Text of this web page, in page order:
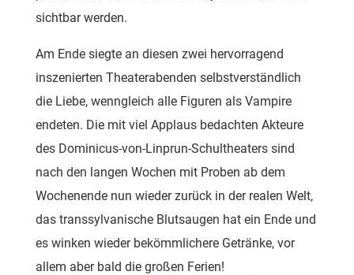
sichtbar werden.
Am Ende siegte an diesen zwei hervorragend
inszenierten Theaterabenden selbstverständlich
die Liebe, wenngleich alle Figuren als Vampire
endeten. Die mit viel Applaus bedachten Akteure
des Dominicus-von-Linprun-Schultheaters sind
nach den langen Wochen mit Proben ab dem
Wochenende nun wieder zurück in der realen Welt,
das transsylvanische Blutsaugen hat ein Ende und
es winken wieder bekömmlichere Getränke, vor
allem aber bald die großen Ferien!